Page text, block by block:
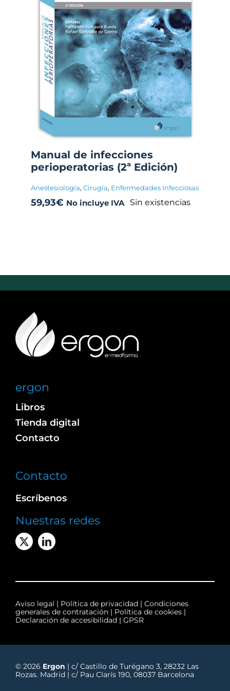
Manual de infecciones
perioperatorias (2ª Edición)
Anestesiología, Cirugía, Enfermedades Infecciosas
59,93€ No incluye IVA Sin existencias
ergon
Libros
Tienda digital
Contacto
Contacto
Escríbenos
Nuestras redes
Aviso legal | Política de privacidad | Condiciones
generales de contratación| Política de cookies|
Declaración de accesibilidad| GPSR
© 2026 Ergon | c/ Castillo de Turégano 3, 28232 Las
Rozas. Madrid | c/ Pau Clarís 190, 08037 Barcelona